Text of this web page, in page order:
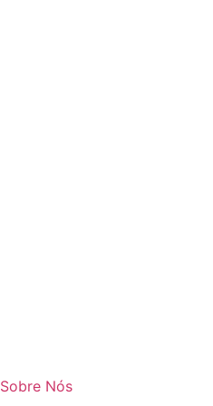
Sobre Nós